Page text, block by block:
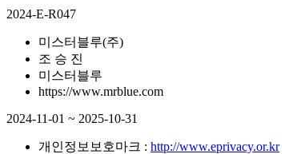
2024-E-R047
미스터블루(주)
조 승 진
미스터블루
https://www.mrblue.com
2024-11-01 ~ 2025-10-31
개인정보보호마크 : http://www.eprivacy.or.kr